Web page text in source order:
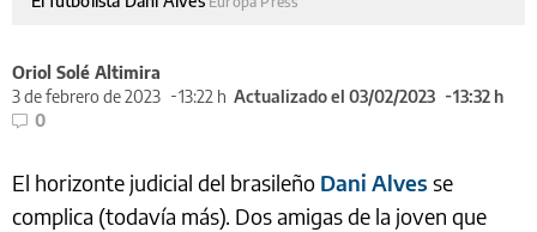
Oriol Solé Altimira
3 de febrero de 2023
13:22 h Actualizado el 03/02/2023
13:32 h
0
El horizonte judicial del brasileño Dani Alves se
complica (todavía más). Dos amigas de la joven que